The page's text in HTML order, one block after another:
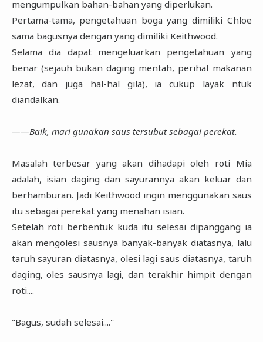
mengumpulkan bahan-bahan yang diperlukan.
Pertama-tama, pengetahuan boga yang dimiliki Chloe
sama bagusnya dengan yang dimiliki Keithwood.
Selama dia dapat mengeluarkan pengetahuan yang
benar (sejauh bukan daging mentah, perihal makanan
lezat, dan juga hal-hal gila), ia cukup layak ntuk
diandalkan.
――Baik, mari gunakan saus tersubut sebagai perekat.
Masalah terbesar yang akan dihadapi oleh roti Mia
adalah, isian daging dan sayurannya akan keluar dan
berhamburan. Jadi Keithwood ingin menggunakan saus
itu sebagai perekat yang menahan isian.
Setelah roti berbentuk kuda itu selesai dipanggang ia
akan mengolesi sausnya banyak-banyak diatasnya, lalu
taruh sayuran diatasnya, olesi lagi saus diatasnya, taruh
daging, oles sausnya lagi, dan terakhir himpit dengan
roti....
"Bagus, sudah selesai...."